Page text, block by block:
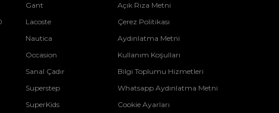
Gant
Lacoste
Nautica
Occasion
Sanal Çadır
Superstep
SuperKids
Açık Rıza Metni
Çerez Politikası
Aydınlatma Metni
Kullanım Koşulları
Bilgi Toplumu Hizmetleri
Whatsapp Aydınlatma Metni
Cookie Ayarları